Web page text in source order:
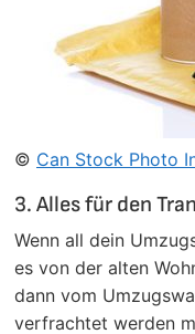
© Can Stock Photo
3. Alles für den
Wenn all dein
es von der alten
dann vom
verfrachtet werden